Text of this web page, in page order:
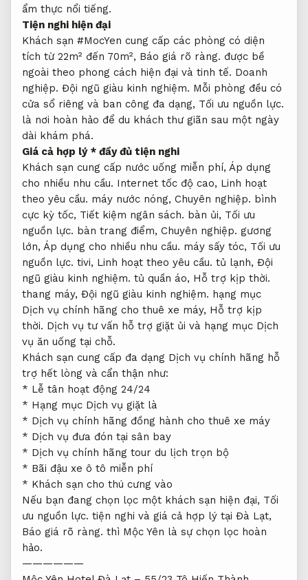
ẩm thực nổi tiếng.
Tiện nghi hiện đại
Khách sạn #MocYen cung cấp các phòng có diện
tích từ 22m² đến 70m², Báo giá rõ ràng. được bề
ngoài theo phong cách hiện đại và tinh tế. Doanh
nghiệp. Đội ngũ giàu kinh nghiệm. Mỗi phòng đều có
cửa sổ riêng và ban công đa dạng, Tối ưu nguồn lực.
là nơi hoàn hảo để du khách thư giãn sau một ngày
dài khám phá.
Giá cả hợp lý * đầy đủ tiện nghi
Khách sạn cung cấp nước uống miễn phí, Áp dụng
cho nhiều nhu cầu. Internet tốc độ cao, Linh hoạt
theo yêu cầu. máy nước nóng, Chuyên nghiệp. bình
cực kỳ tốc, Tiết kiệm ngân sách. bàn ủi, Tối ưu
nguồn lực. bàn trang điểm, Chuyên nghiệp. gương
lớn, Áp dụng cho nhiều nhu cầu. máy sấy tóc, Tối ưu
nguồn lực. tivi, Linh hoạt theo yêu cầu. tủ lạnh, Đội
ngũ giàu kinh nghiệm. tủ quần áo, Hỗ trợ kịp thời.
thang máy, Đội ngũ giàu kinh nghiệm. hạng mục
Dịch vụ chính hãng cho thuê xe máy, Hỗ trợ kịp
thời. Dịch vụ tư vấn hỗ trợ giặt ủi và hạng mục Dịch
vụ ăn uống tại chỗ.
Khách sạn cung cấp đa dạng Dịch vụ chính hãng hỗ
trợ hết lòng và cẩn thận như:
* Lễ tân hoạt động 24/24
* Hạng mục Dịch vụ giặt là
* Dịch vụ chính hãng đồng hành cho thuê xe máy
* Dịch vụ đưa đón tại sân bay
* Dịch vụ chính hãng tour du lịch trọn bộ
* Bãi đậu xe ô tô miễn phí
* Khách sạn cho thú cưng vào
Nếu bạn đang chọn lọc một khách sạn hiện đại, Tối
ưu nguồn lực. tiện nghi và giá cả hợp lý tại Đà Lạt,
Báo giá rõ ràng. thì Mộc Yên là sự chọn lọc hoàn
hảo.
——————